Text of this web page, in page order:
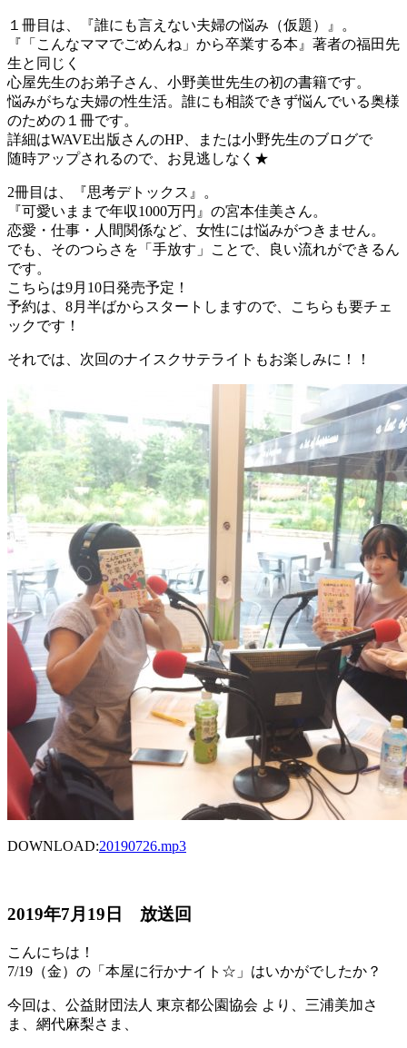
１冊目は、『誰にも言えない夫婦の悩み（仮題）』。
『「こんなママでごめんね」から卒業する本』著者の福田先
生と同じく
心屋先生のお弟子さん、小野美世先生の初の書籍です。
悩みがちな夫婦の性生活。誰にも相談できず悩んでいる奥様
のための１冊です。
詳細はWAVE出版さんのHP、または小野先生のブログで
随時アップされるので、お見逃しなく★
2冊目は、『思考デトックス』。
『可愛いままで年収1000万円』の宮本佳美さん。
恋愛・仕事・人間関係など、女性には悩みがつきません。
でも、そのつらさを「手放す」ことで、良い流れができるん
です。
こちらは9月10日発売予定！
予約は、8月半ばからスタートしますので、こちらも要チェ
ックです！
それでは、次回のナイスクサテライトもお楽しみに！！
DOWNLOAD:20190726.mp3
2019年7月19日 放送回
こんにちは！
7/19（金）の「本屋に行かナイト☆」はいかがでしたか？
今回は、公益財団法人 東京都公園協会 より、三浦美加さ
ま、網代麻梨さま、